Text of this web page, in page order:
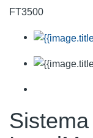
FT3500